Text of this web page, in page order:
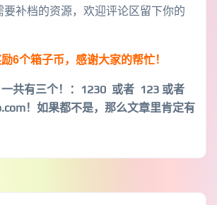
补档的资源，欢迎评论区留下你的
6个箱子币，感谢大家的帮忙！
共有三个！
：1230 或者 123 或者
！如果都不是，那么文章里肯定有